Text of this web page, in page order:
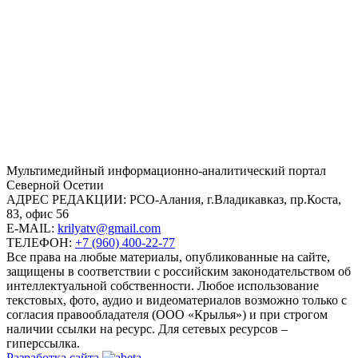
Mультимедийный информационно-аналитический портал
Северной Осетии
АДРЕС РЕДАКЦИИ: РСО-Алания, г.Владикавказ, пр.Коста,
83, офис 56
E-MAIL: krilyatv@gmail.com
ТЕЛЕФОН: +7 (960) 400-22-77
Все права на любые материалы, опубликованные на сайте,
защищены в соответствии с российским законодательством об
интеллектуальной собственности. Любое использование
текстовых, фото, аудио и видеоматериалов возможно только с
согласия правообладателя (ООО «Крылья») и при строгом
наличии ссылки на ресурс. Для сетевых ресурсов –
гиперссылка.